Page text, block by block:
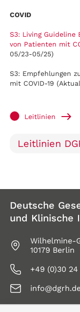
COVID
S3: Living Guideline
von Patienten mit
05/23-05/25)
S3: Empfehlungen
mit COVID-19
Leitlinien
Leitlinien
Deutsche
und Klinische
Wilhelmine-
10179 Berlin
+49 (0)30